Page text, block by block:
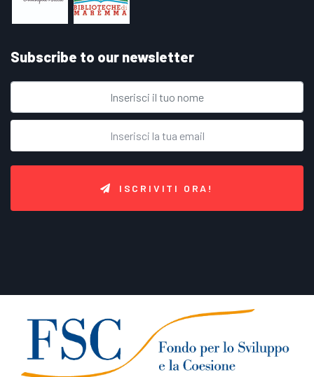
Subscribe to our newsletter
ISCRIVITI ORA!